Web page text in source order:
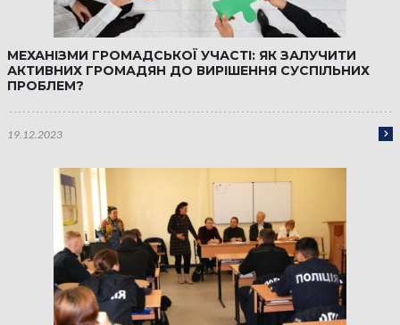
МЕХАНІЗМИ ГРОМАДСЬКОЇ УЧАСТІ: ЯК ЗАЛУЧИТИ
АКТИВНИХ ГРОМАДЯН ДО ВИРІШЕННЯ СУСПІЛЬНИХ
ПРОБЛЕМ?
19.12.2023